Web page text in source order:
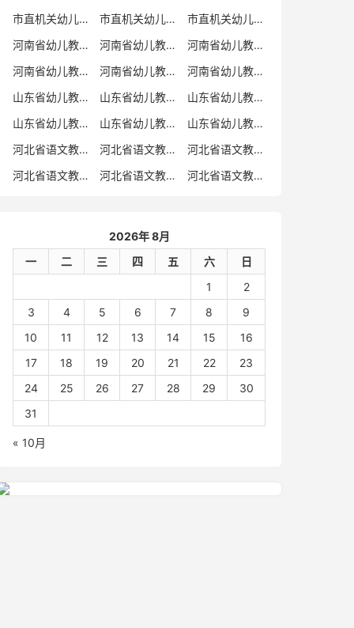
市直机关幼儿教师招聘考试真题卷
市直机关幼儿教师编制考试真题卷
市直机关幼儿教师编制考试真题
河南省幼儿教师招聘
河南省幼儿教师考试
河南省幼儿教师招聘考试真题
河南省幼儿教师招聘考试真题卷
河南省幼儿教师编制考试真题
河南省幼儿教师编制考试真题卷
山东省幼儿教师招聘
山东省幼儿教师考试
山东省幼儿教师招聘考试真题
山东省幼儿教师招聘考试真题卷
山东省幼儿教师编制考试真题
山东省幼儿教师编制考试真题卷
河北省语文教师招聘
河北省语文教师招聘考试真题
河北省语文教师招聘考试真题卷
河北省语文教师编制考试真题
河北省语文教师编制考试真题卷 河北省语文教师考试
2026年 8月
一
二 三 四 五 六
日
1
2
3
4 5 6 7 8
9
10
11 12 13 14 15
16
17
18 19 20 21 22
23
24
25 26 27 28 29
30
31
« 10月